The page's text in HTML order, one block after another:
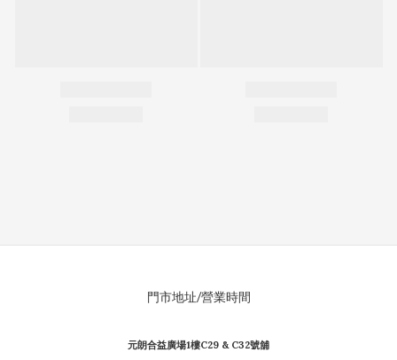
門市地址/營業時間
元朗合益廣場1樓C29 & C32號舖